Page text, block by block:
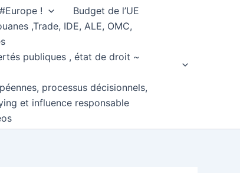
!
Budget de l’UE
,Trade, IDE, ALE, OMC,
publiques , état de droit ~
processus décisionnels,
et influence responsable